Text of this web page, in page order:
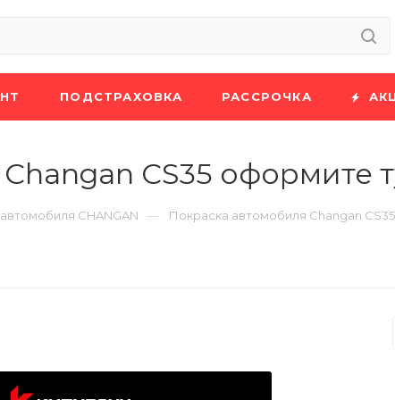
ПОДСТРАХОВКА РАССРОЧКА
CS35 оформите
CHANGAN — Покраска автомобиля Changan CS35